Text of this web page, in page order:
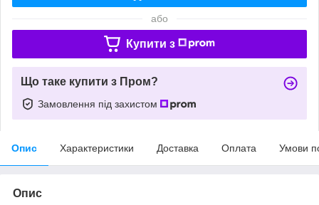
або
Купити з
Що таке купити з Пром?
Замовлення під захистом
Опис Характеристики Доставка Оплата Умови
Опис